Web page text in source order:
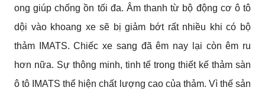
ong giúp chống ồn tối đa. Âm thanh từ bộ động cơ ô tô
dội vào khoang xe sẽ bị giảm bớt rất nhiều khi có bộ
thảm IMATS. Chiếc xe sang đã êm nay lại còn êm ru
hơn nữa. Sự thông minh, tinh tế trong thiết kế thảm sàn
ô tô IMATS thể hiện chất lượng cao của thảm. Vì thế sản